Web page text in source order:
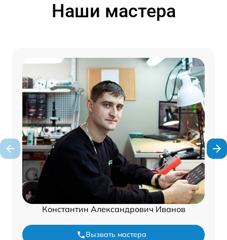
Наши мастера
Константин Александрович Иванов
Вызвать мастера